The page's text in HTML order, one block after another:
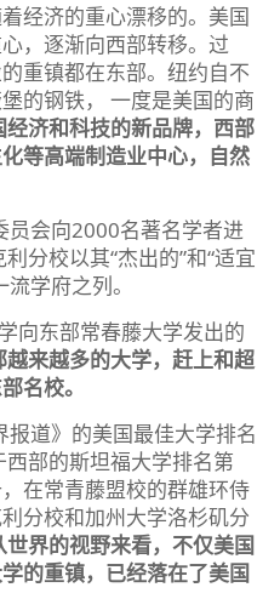
经济的重心漂移的。美国
，逐渐向西部转移。过
重镇都在东部。纽约自不
的钢铁， 一度是美国的商
济和科技的新品牌，西部
等高端制造业中心，自然
会向2000名著名学者进
分校以其“杰出的”和“适宜
学府之列。
向东部常春藤大学发出的
越来越多的大学，赶上和超
名校。
道》的美国最佳大学排名
部的斯坦福大学排名第
在常青藤盟校的群雄环侍
分校和加州大学洛杉矶分
世界的视野来看，不仅美国
的重镇，已经落在了美国